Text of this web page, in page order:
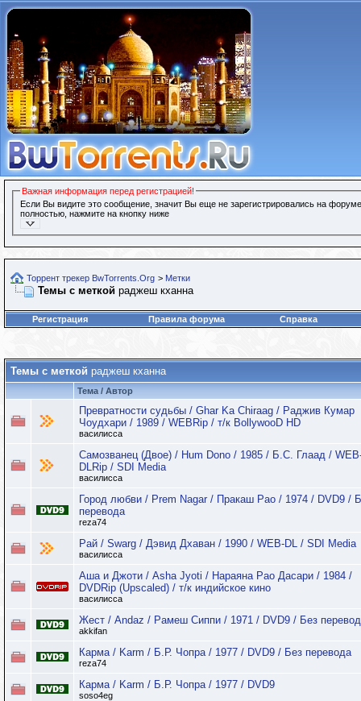
Важная информация перед регистрацией!
Если Вы видите это сообщение, значит Вы еще не зарегистрировались на
полностью, нажмите на кнопку ниже
Торрент трекер BwTorrents.Org > Метки
Темы с меткой раджеш кханна
Регистрация Правила форума Справка
Темы с меткой раджеш кханна
Тема / Автор
Превратности судьбы / Ghar Ka Chiraag / Раджив Кумар
Чоудхари / 1989 / WEBRip / т/к BollywooD HD
василисса
Самозванец (Двое) / Hum Dono / 1985 / Б.С. Глаад /
DLRip / SDI Media
василисса
Город любви / Prem Nagar / Пракаш Рао / 1974 / DVD9 /
перевода
reza74
Рай / Swarg / Дэвид Дхаван / 1990 / WEB-DL / SDI Media
василисса
Аша и Джоти / Asha Jyoti / Нараяна Рао Дасари / 1984 /
DVDRip (Upscaled) / т/к индийское кино
василисса
Жест / Andaz / Рамеш Сиппи / 1971 / DVD9 / Без
akkifan
Карма / Karm / Б.Р. Чопра / 1977 / DVD9 / Без перевода
reza74
Карма / Karm / Б.Р. Чопра / 1977 / DVD9
soso4eg